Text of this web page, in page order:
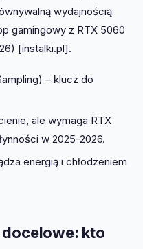
wydajnością
gamingowy z RTX 5060
[instalki.pl].
– klucz do
ale wymaga RTX
w 2025-2026.
energią i chłodzeniem
kto